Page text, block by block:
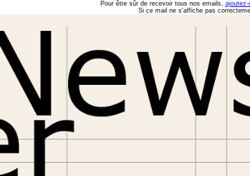
Pour être sûr de recevoir tous nos emails,
Si ce mail ne s'affiche pas